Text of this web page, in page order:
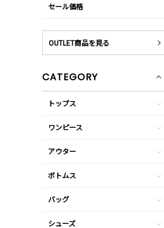
セール価格
OUTLET商品を見る
CATEGORY
トップス
ワンピース
アウター
ボトムス
バッグ
シューズ